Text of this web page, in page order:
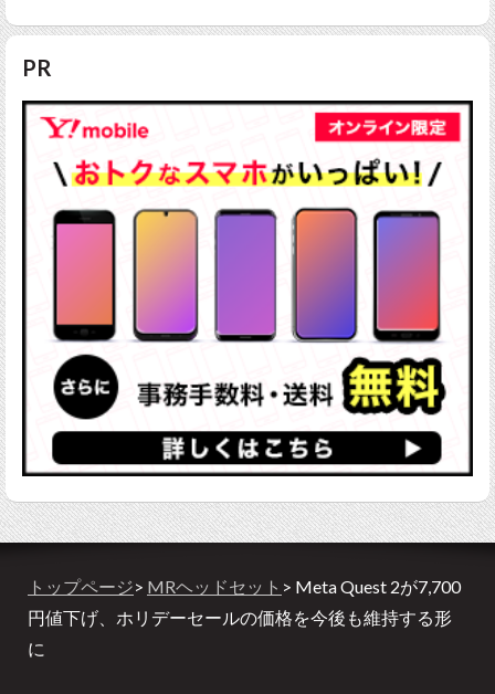
PR
トップページ> MRヘッドセット > Meta Quest 2が7,700
円値下げ、ホリデーセールの価格を今後も維持する形
に